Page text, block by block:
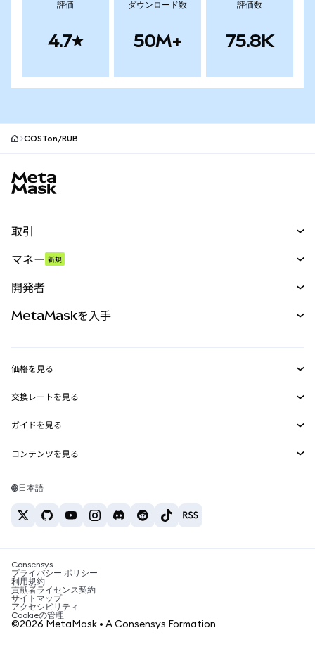
評価
4.7
ダウンロード数
50M+
評価数
75.8K
COSTon/RUB
取引
パーペチュアル
RWA
マネー 新規
開発者
MetaMask Connect
Snaps
Web3サービス
MetaMaskを入手
セキュリティ
サポート
キャリア
お問い合わせ
価格を見る
イーサリアムの価格
Solanaの価格
Tetherの価格
交換レートを見る
ETH→USD
USDT→INR
BTC→INR
ETH→USDT
ガイドを見る
ETHの購入
USDTの購入
SHIBの購入
BNBの購入
コンテンツを見る
Solanaウォレット
税制関連ニュース
暗号資産の購入方法は？
ビットコインを売るには？
日本語
Consensys
プライバシー ポリシー
利用規約
貢献者ライセンス契約
サイトマップ
アクセシビリティ
Cookieの管理
©2026 MetaMask • A Consensys Formation